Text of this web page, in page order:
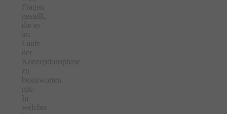
Fragen
gestellt,
die es
im
Laufe
der
Konzeptionsphase
zu
beantworten
gilt:
In
welcher